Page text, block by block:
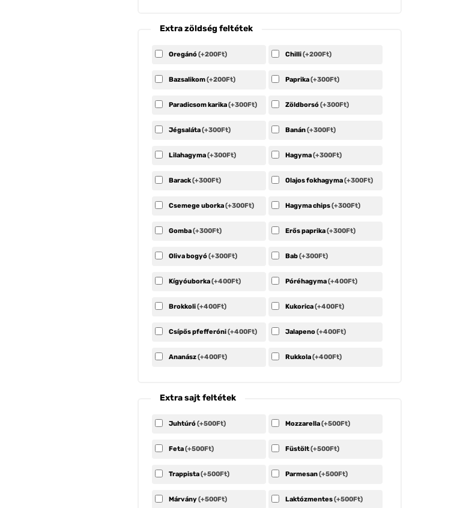
Extra zöldség feltétek
Oregánó(+200Ft) Chilli(+200Ft)
Bazsalikom(+200Ft) Paprika(+300Ft)
Paradicsom karika(+300Ft) Zöldborsó(+300Ft)
Jégsaláta(+300Ft) Banán(+300Ft)
Lilahagyma(+300Ft) Hagyma(+300Ft)
Barack(+300Ft) Olajos fokhagyma(+300Ft)
Csemege uborka(+300Ft) Hagyma chips(+300Ft)
Gomba(+300Ft) Erős paprika(+300Ft)
Oliva bogyó(+300Ft) Bab(+300Ft)
Kígyóuborka(+400Ft) Póréhagyma(+400Ft)
Brokkoli(+400Ft) Kukorica(+400Ft)
Csípős pfefferóni(+400Ft) Jalapeno(+400Ft)
Ananász(+400Ft) Rukkola(+400Ft)
Extra sajt feltétek
Juhtúró(+500Ft) Mozzarella(+500Ft)
Feta(+500Ft) Füstölt(+500Ft)
Trappista(+500Ft) Parmesan(+500Ft)
Márvány(+500Ft) Laktózmentes(+500Ft)